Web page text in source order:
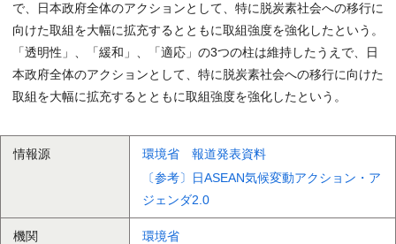
で、日本政府全体のアクションとして、特に脱炭素社会への移行に
向けた取組を大幅に拡充するとともに取組強度を強化したという。
「透明性」、「緩和」、「適応」の3つの柱は維持したうえで、日
本政府全体のアクションとして、特に脱炭素社会への移行に向けた
取組を大幅に拡充するとともに取組強度を強化したという。
情報源
環境省 報道発表資料
〔参考〕日ASEAN気候変動アクション・ア
ジェンダ2.0
機関 環境省